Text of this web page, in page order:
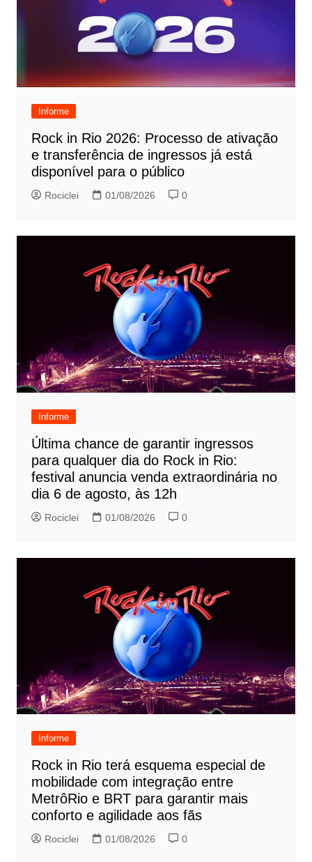
Informe
Rock in Rio 2026: Processo de ativação
e transferência de ingressos já está
disponível para o público
Rociclei 01/08/2026 0
Informe
Última chance de garantir ingressos
para qualquer dia do Rock in Rio:
festival anuncia venda extraordinária no
dia 6 de agosto, às 12h
Rociclei 01/08/2026 0
Informe
Rock in Rio terá esquema especial de
mobilidade com integração entre
MetrôRio e BRT para garantir mais
conforto e agilidade aos fãs
Rociclei 01/08/2026 0